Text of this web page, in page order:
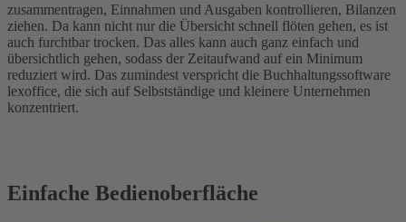
zusammentragen, Einnahmen und Ausgaben kontrollieren, Bilanzen
ziehen. Da kann nicht nur die Übersicht schnell flöten gehen, es ist
auch furchtbar trocken. Das alles kann auch ganz einfach und
übersichtlich gehen, sodass der Zeitaufwand auf ein Minimum
reduziert wird. Das zumindest verspricht die Buchhaltungssoftware
lexoffice, die sich auf Selbstständige und kleinere Unternehmen
konzentriert.
Einfache Bedienoberfläche